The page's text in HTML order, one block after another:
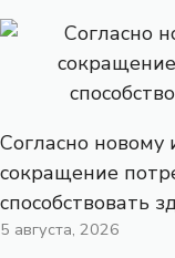
Согласно новому
сокращение
способствовать
5 августа, 2026